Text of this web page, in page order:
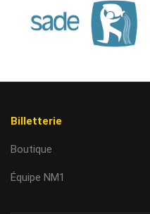
Billetterie
Boutique
Équipe NM1